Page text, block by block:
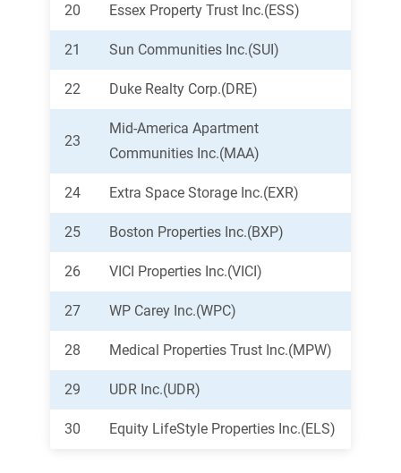
20 Essex Property Trust Inc.(ESS)
21 Sun Communities Inc.(SUI)
22 Duke Realty Corp.(DRE)
23
Mid-America Apartment
Communities Inc.(MAA)
24 Extra Space Storage Inc.(EXR)
25 Boston Properties Inc.(BXP)
26 VICI Properties Inc.(VICI)
27 WP Carey Inc.(WPC)
28 Medical Properties Trust Inc.(MPW)
29 UDR Inc.(UDR)
30 Equity LifeStyle Properties Inc.(ELS)